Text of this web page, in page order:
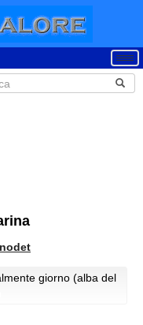
giorno (alba del